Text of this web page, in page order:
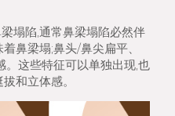
塌陷,通常鼻梁塌陷必然伴
鼻梁塌;鼻头/鼻尖扁平、
。这些特征可以单独出现,也
和立体感。